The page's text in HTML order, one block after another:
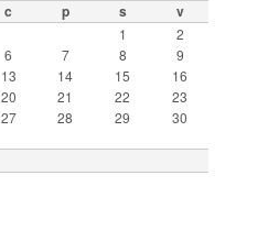
c p s v
1
2
6 7 8
9
13 14 15
16
20 21 22
23
27 28 29
30